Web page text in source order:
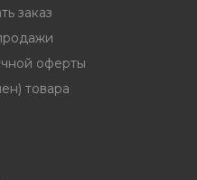
заказ
оферты
товара